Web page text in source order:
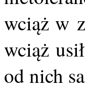
wciąż w
wciąż
od nich